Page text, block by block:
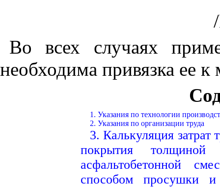
Во всех случаях
необходима привязка ее
1. Указания по технологии
2. Указания по организации труда
3. Калькуляция затрат
покрытия
асфальтобетонной
способом просушки и